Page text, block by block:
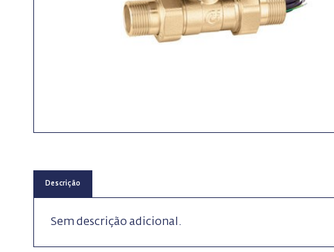
Descrição
Sem descrição adicional.